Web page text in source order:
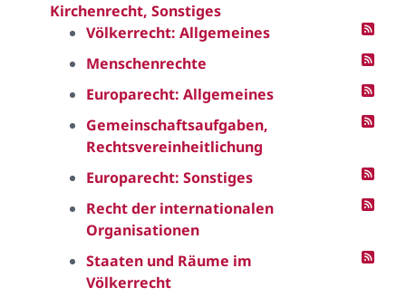
Kirchenrecht, Sonstiges
Völkerrecht: Allgemeines
Menschenrechte
Europarecht: Allgemeines
Gemeinschaftsaufgaben,
Rechtsvereinheitlichung
Europarecht: Sonstiges
Recht der internationalen
Organisationen
Staaten und Räume im
Völkerrecht